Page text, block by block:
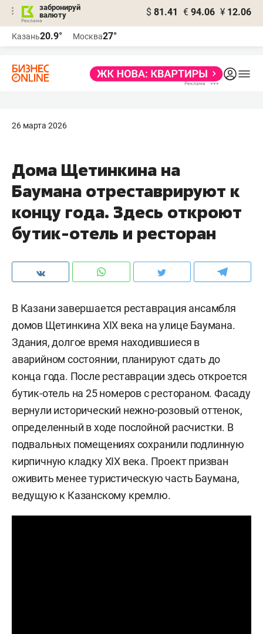
забронируй
валюту
$ 81.41 € 94.06 ¥ 12.06
Казань20.9° Москва27°
26 марта 2026
Дома Щетинкина на
Баумана отреставрируют к
концу года. Здесь откроют
бутик-отель и ресторан
В Казани завершается реставрация ансамбля
домов Щетинкина XIX века на улице Баумана.
Здания, долгое время находившиеся в
аварийном состоянии, планируют сдать до
конца года. После реставрации здесь откроется
бутик-отель на 25 номеров с рестораном. Фасаду
вернули исторический нежно-розовый оттенок,
определенный в ходе послойной расчистки. В
подвальных помещениях сохранили подлинную
кирпичную кладку XIX века. Проект призван
оживить менее туристическую часть Баумана,
ведущую к Казанскому кремлю.